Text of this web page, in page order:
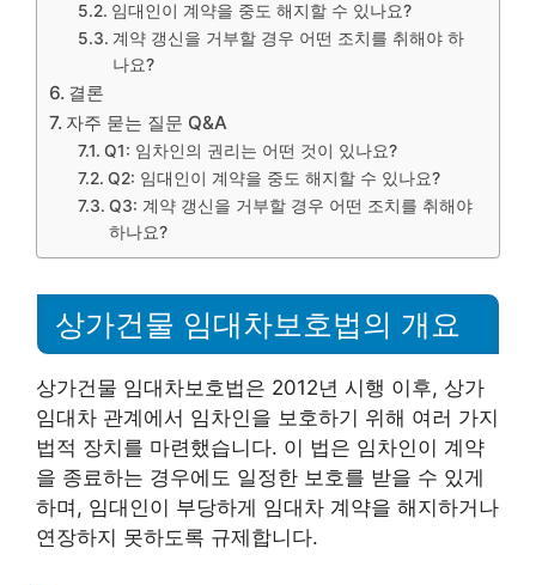
임대인이 계약을 중도 해지할 수 있나요?
계약 갱신을 거부할 경우 어떤 조치를 취해야 하
나요?
결론
자주 묻는 질문 Q&A
Q1: 임차인의 권리는 어떤 것이 있나요?
Q2: 임대인이 계약을 중도 해지할 수 있나요?
Q3: 계약 갱신을 거부할 경우 어떤 조치를 취해야
하나요?
상가건물 임대차보호법의 개요
상가건물 임대차보호법은 2012년 시행 이후, 상가
임대차 관계에서 임차인을 보호하기 위해 여러 가지
법적 장치를 마련했습니다. 이 법은 임차인이 계약
을 종료하는 경우에도 일정한 보호를 받을 수 있게
하며, 임대인이 부당하게 임대차 계약을 해지하거나
연장하지 못하도록 규제합니다.